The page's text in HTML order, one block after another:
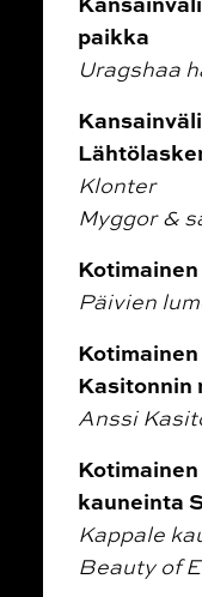
paikka
Uragshaa
Klonter
Myggor &
Päivien
Kasitonnin
Anssi
kauneinta
Kappale
Beauty of